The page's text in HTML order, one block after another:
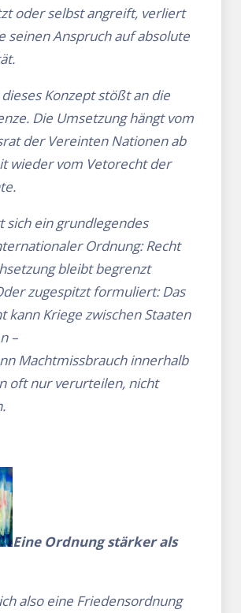
oder selbst angreift, verliert
seinen Anspruch auf absolute
Konzept stößt an die
Die Umsetzung hängt vom
der Vereinten Nationen ab
wieder vom Vetorecht der
sich ein grundlegendes
Ordnung: Recht
bleibt begrenzt
zugespitzt formuliert: Das
kann Kriege zwischen Staaten
–
Machtmissbrauch innerhalb
oft nur verurteilen, nicht
Eine Ordnung stärker als
also eine Friedensordnung